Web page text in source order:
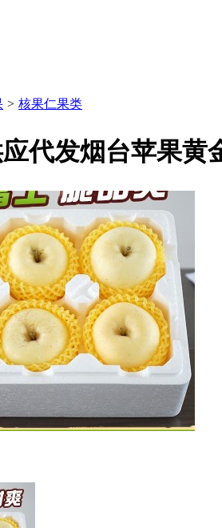
> 核果仁果类
代发烟台苹果黄